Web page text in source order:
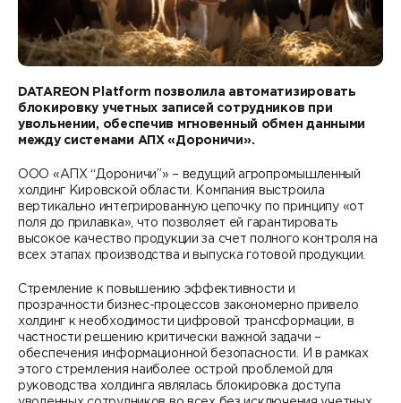
Клиенты и проекты
DATAREON ESB
Новости
СМИ о нас
Услуги
Образовательный марафон: ваш рывок к новым
знаниям
Техническая поддержка
Сертификация
Партнеры
Партнерство с DATAREON
Партнеры DATAREON
Центр экспертизы
Статьи
Документация
Вебинары
DATAREON Platform позволила автоматизировать
блокировку учетных записей сотрудников при
увольнении, обеспечив мгновенный обмен данными
между системами АПХ «Дороничи».
ООО «АПХ “Дороничи”» – ведущий агропромышленный
холдинг Кировской области. Компания выстроила
вертикально интегрированную цепочку по принципу «от
поля до прилавка», что позволяет ей гарантировать
высокое качество продукции за счет полного контроля на
всех этапах производства и выпуска готовой продукции.
Стремление к повышению эффективности и
прозрачности бизнес-процессов закономерно привело
холдинг к необходимости цифровой трансформации, в
частности решению критически важной задачи –
обеспечения информационной безопасности. И в рамках
этого стремления наиболее острой проблемой для
руководства холдинга являлась блокировка доступа